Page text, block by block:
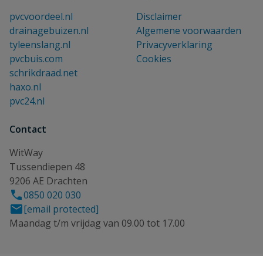
pvcvoordeel.nl
drainagebuizen.nl
tyleenslang.nl
pvcbuis.com
schrikdraad.net
haxo.nl
pvc24.nl
Disclaimer
Algemene voorwaarden
Privacyverklaring
Cookies
Contact
WitWay
Tussendiepen 48
9206 AE Drachten
0850 020 030
[email protected]
Maandag t/m vrijdag van 09.00 tot 17.00